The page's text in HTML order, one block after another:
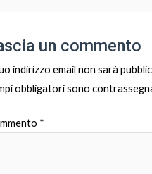
un commento
indirizzo email non sarà
obbligatori sono
*